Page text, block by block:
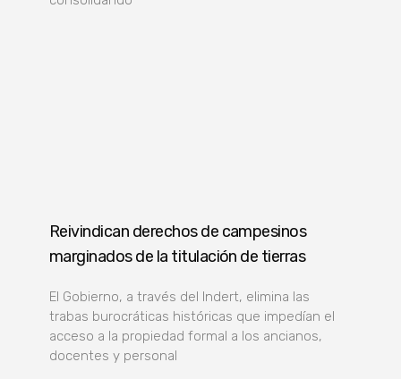
Reivindican derechos de campesinos
marginados de la titulación de tierras
El Gobierno, a través del Indert, elimina las
trabas burocráticas históricas que impedían el
acceso a la propiedad formal a los ancianos,
docentes y personal